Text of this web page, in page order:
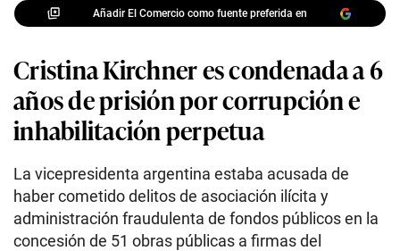
Añadir El Comercio como fuente preferida en
Cristina Kirchner es condenada a 6
años de prisión por corrupción e
inhabilitación perpetua
La vicepresidenta argentina estaba acusada de
haber cometido delitos de asociación ilícita y
administración fraudulenta de fondos públicos en la
concesión de 51 obras públicas a firmas del